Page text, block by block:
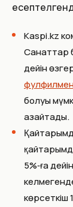
Kaspi.kz
Санаттар
дейін
болуы
азайтады.
5%‑ға
көрсеткіш